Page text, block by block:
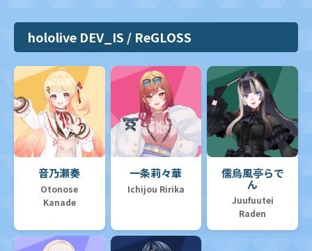
hololive DEV_IS / ReGLOSS
音乃瀬奏
Otonose
Kanade
一条莉々華
Ichijou Ririka
儒烏風亭らで
ん
Juufuutei
Raden